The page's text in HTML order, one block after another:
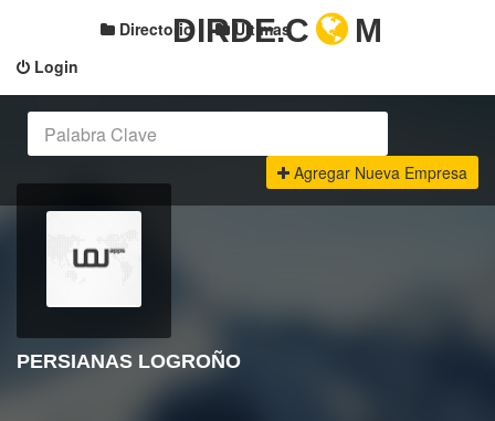
Login
Directorio Últimas
DIRDE.C M
Agregar Nueva Empresa
PERSIANAS LOGROÑO